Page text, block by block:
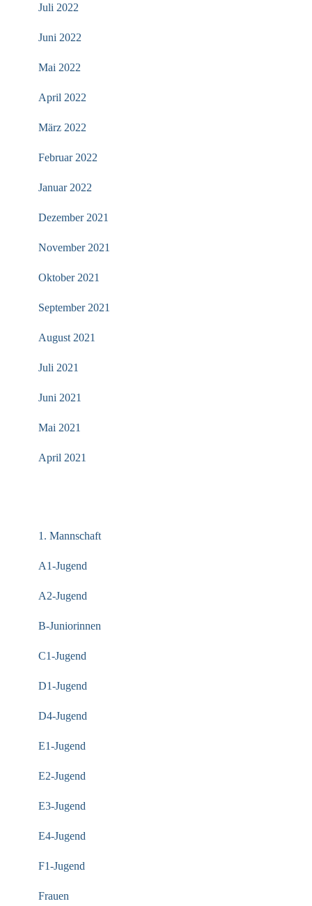
Juli 2022
Juni 2022
Mai 2022
April 2022
März 2022
Februar 2022
Januar 2022
Dezember 2021
November 2021
Oktober 2021
September 2021
August 2021
Juli 2021
Juni 2021
Mai 2021
April 2021
1. Mannschaft
A1-Jugend
A2-Jugend
B-Juniorinnen
C1-Jugend
D1-Jugend
D4-Jugend
E1-Jugend
E2-Jugend
E3-Jugend
E4-Jugend
F1-Jugend
Frauen